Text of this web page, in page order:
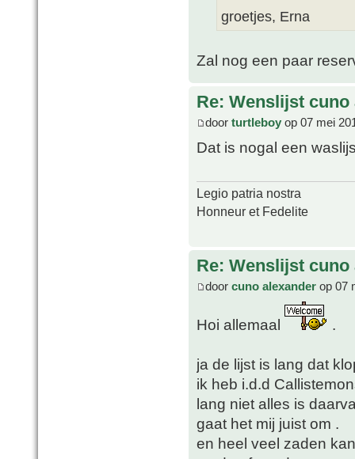
groetjes, Erna
Zal nog een paar
Re: Wenslijst cuno
door turtleboy op 07 mei
Dat is nogal een
Legio patria nostra
Honneur et Fedelite
Re: Wenslijst cuno
door cuno alexander op 07
Hoi allemaal .
ja de lijst is lang dat
ik heb i.d.d
lang niet alles is
gaat het mij juist om .
en heel veel zaden